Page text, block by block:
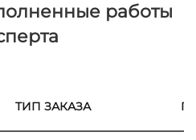
работы
ТИП ЗАКАЗА